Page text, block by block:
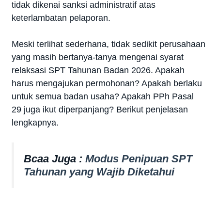
tidak dikenai sanksi administratif atas
keterlambatan pelaporan.
Meski terlihat sederhana, tidak sedikit perusahaan
yang masih bertanya-tanya mengenai syarat
relaksasi SPT Tahunan Badan 2026. Apakah
harus mengajukan permohonan? Apakah berlaku
untuk semua badan usaha? Apakah PPh Pasal
29 juga ikut diperpanjang? Berikut penjelasan
lengkapnya.
Bcaa Juga : Modus Penipuan SPT
Tahunan yang Wajib Diketahui